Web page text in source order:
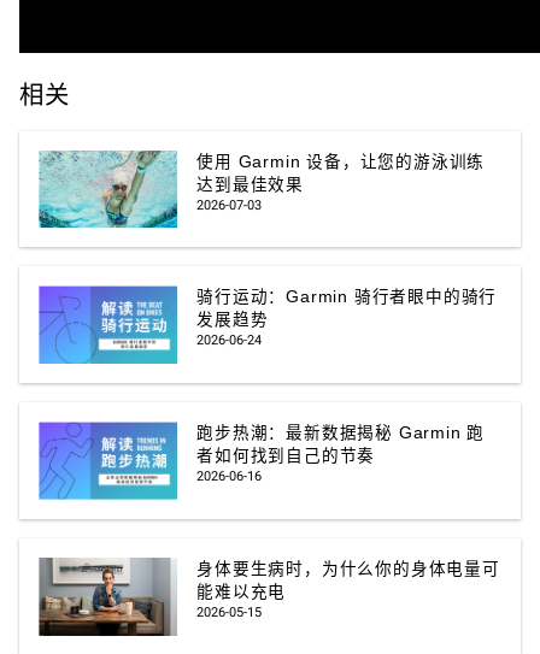
相关
使用 Garmin 设备，让您的游泳训练
达到最佳效果
2026-07-03
骑行运动：Garmin 骑行者眼中的骑行
发展趋势
2026-06-24
跑步热潮：最新数据揭秘 Garmin 跑
者如何找到自己的节奏
2026-06-16
身体要生病时，为什么你的身体电量可
能难以充电
2026-05-15